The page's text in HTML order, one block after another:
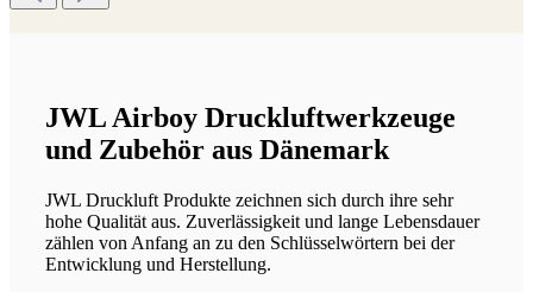
JWL Airboy Druckluftwerkzeuge
und Zubehör aus Dänemark
JWL Druckluft Produkte zeichnen sich durch ihre sehr
hohe Qualität aus. Zuverlässigkeit und lange Lebensdauer
zählen von Anfang an zu den Schlüsselwörtern bei der
Entwicklung und Herstellung.